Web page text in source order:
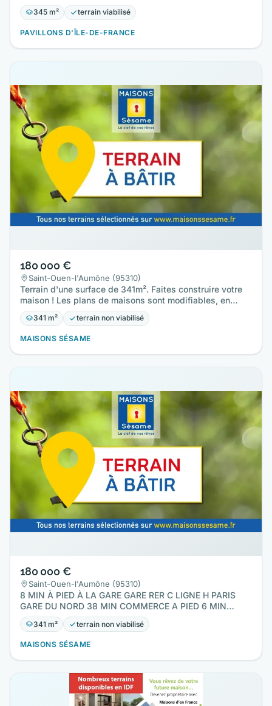
345 m² terrain viabilisé
PAVILLONS D'ÎLE-DE-FRANCE
180 000 €
Saint-Ouen-l'Aumône (95310)
Terrain d'une surface de 341m². Faites construire votre
maison ! Les plans de maisons sont modifiables, en
surface et…
341 m² terrain non viabilisé
MAISONS SÉSAME
180 000 €
Saint-Ouen-l'Aumône (95310)
8 MIN À PIED À LA GARE GARE RER C LIGNE H PARIS
GARE DU NORD 38 MIN COMMERCE A PIED 6 MIN
TERRAIN PLAT LOT AVANT Prix…
341 m² terrain non viabilisé
MAISONS SÉSAME